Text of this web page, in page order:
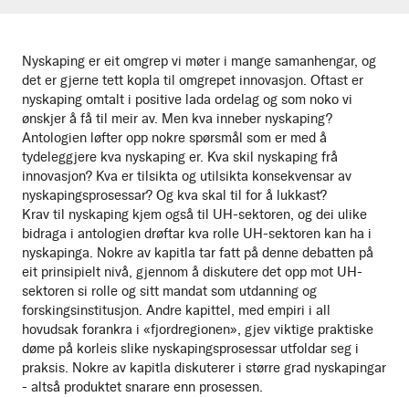
Nyskaping er eit omgrep vi møter i mange samanhengar, og
det er gjerne tett kopla til omgrepet innovasjon. Oftast er
nyskaping omtalt i positive lada ordelag og som noko vi
ønskjer å få til meir av. Men kva inneber nyskaping?
Antologien løfter opp nokre spørsmål som er med å
tydeleggjere kva nyskaping er. Kva skil nyskaping frå
innovasjon? Kva er tilsikta og utilsikta konsekvensar av
nyskapingsprosessar? Og kva skal til for å lukkast?
Krav til nyskaping kjem også til UH-sektoren, og dei ulike
bidraga i antologien drøftar kva rolle UH-sektoren kan ha i
nyskapinga. Nokre av kapitla tar fatt på denne debatten på
eit prinsipielt nivå, gjennom å diskutere det opp mot UH-
sektoren si rolle og sitt mandat som utdanning og
forskingsinstitusjon. Andre kapittel, med empiri i all
hovudsak forankra i «fjordregionen», gjev viktige praktiske
døme på korleis slike nyskapingsprosessar utfoldar seg i
praksis. Nokre av kapitla diskuterer i større grad nyskapingar
- altså produktet snarare enn prosessen.